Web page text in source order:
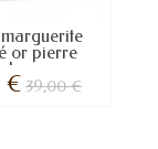
or pierre
€ 39,00 €